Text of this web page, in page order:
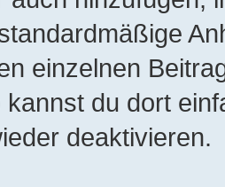
einzelnen
du dort
deaktivieren.